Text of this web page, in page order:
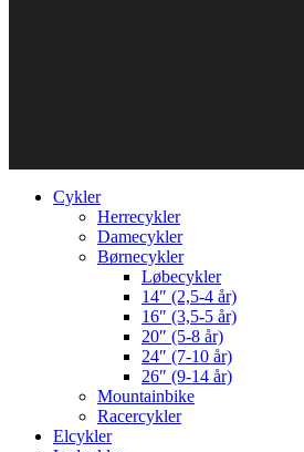
Cykler
Herrecykler
Damecykler
Børnecykler
Løbecykler
14″ (2,5-4 år)
16″ (3,5-5 år)
20″ (5-8 år)
24″ (7-10 år)
26″ (9-14 år)
Mountainbike
Racercykler
Elcykler